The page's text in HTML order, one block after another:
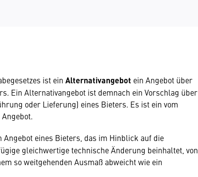
ist ein Alternativangebot ein Angebot über
Ein Alternativangebot ist demnach ein Vorschlag über
oder Lieferung) eines Bieters. Es ist ein vom
Angebot eines Bieters, das im Hinblick auf die
gleichwertige technische Änderung beinhaltet, von
so weitgehenden Ausmaß abweicht wie ein